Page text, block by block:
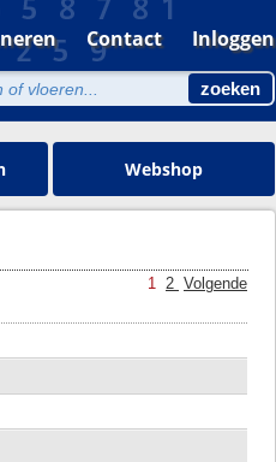
Contact Inloggen
Webshop
1 2 Volgende